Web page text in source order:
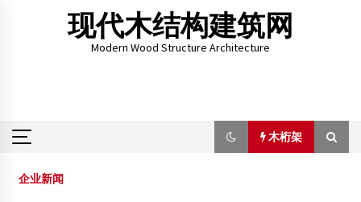
现代木结构建筑网
Modern Wood Structure Architecture
木桁架
木桁架
企业新闻